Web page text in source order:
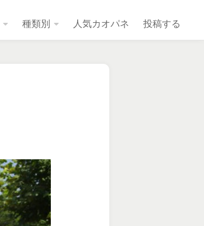
種類別 人気カオパネ 投稿する